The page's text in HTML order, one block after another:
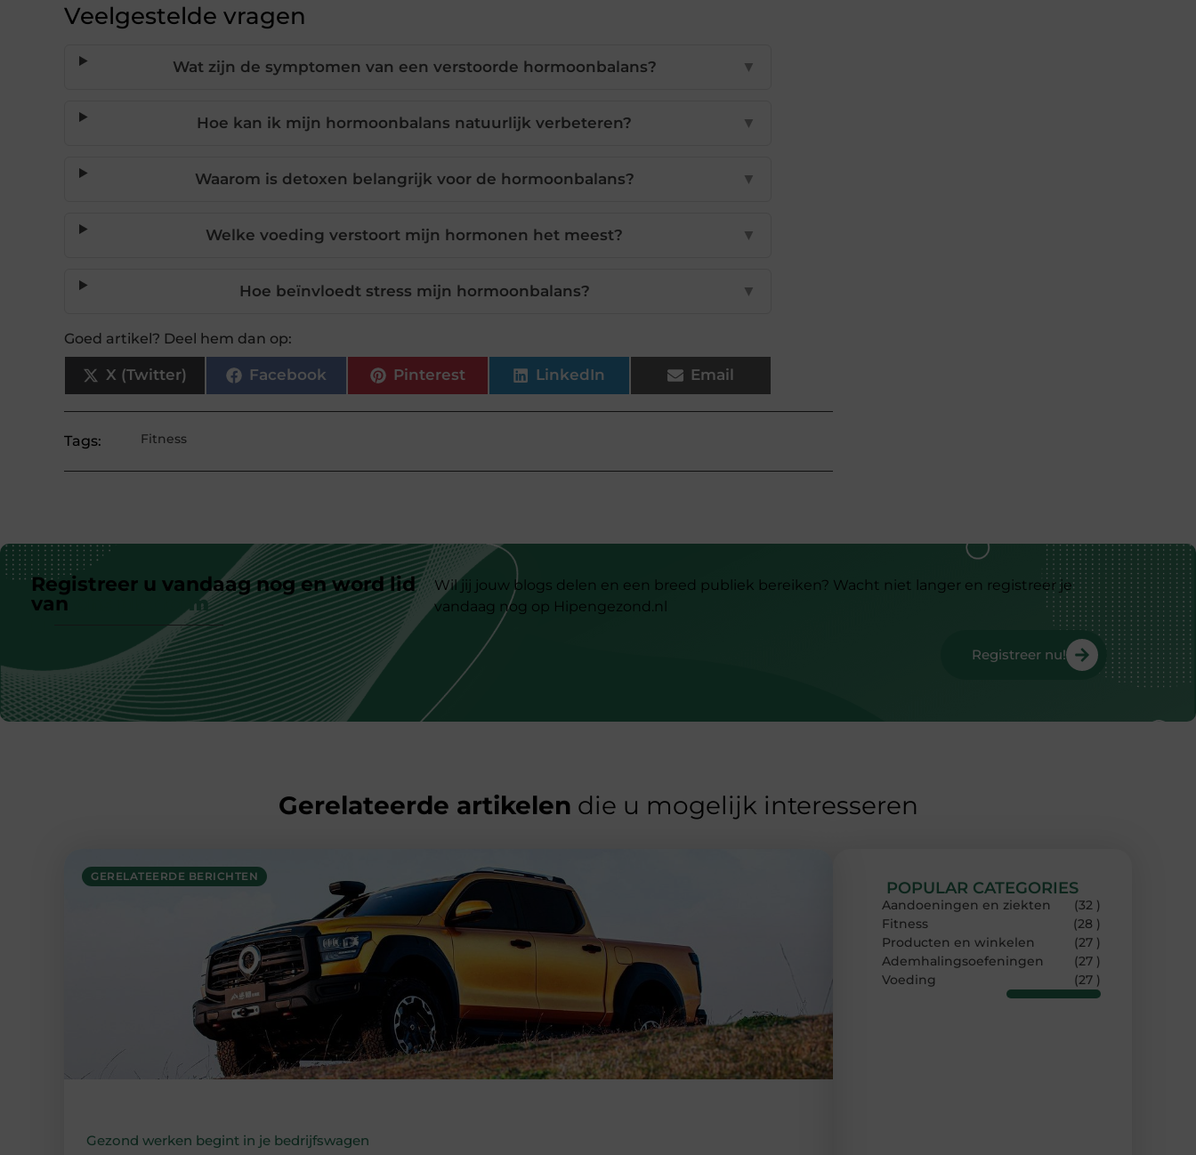
Veelgestelde vragen
Wat zijn de symptomen van een verstoorde hormoonbalans? ▼
Hoe kan ik mijn hormoonbalans natuurlijk verbeteren? ▼
Waarom is detoxen belangrijk voor de hormoonbalans? ▼
Welke voeding verstoort mijn hormonen het meest? ▼
Hoe beïnvloedt stress mijn hormoonbalans? ▼
Goed artikel? Deel hem dan op:
X (Twitter) Facebook Pinterest LinkedIn Email
Tags: Fitness
Registreer u vandaag nog en word lid
van
ons platform
Wil jij jouw blogs delen en een breed publiek bereiken? Wacht niet langer en registreer je
vandaag nog op Hipengezond.nl
Registreer nu!
Gerelateerde artikelen die u mogelijk interesseren
GERELATEERDE BERICHTEN
Gezond werken begint in je bedrijfswagen
POPULAR CATEGORIES
Aandoeningen en ziekten
(32 )
Fitness
(28 )
Producten en winkelen
(27 )
Ademhalingsoefeningen
(27 )
Voeding
(27 )